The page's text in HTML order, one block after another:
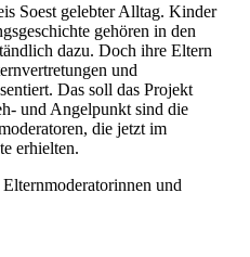
Soest gelebter Alltag. Kinder
gehören in den
dazu. Doch ihre Eltern
und
Das soll das Projekt
und Angelpunkt sind die
die jetzt im
erhielten.
und